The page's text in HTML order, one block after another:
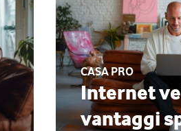
CASA PRO
Internet
vantaggi